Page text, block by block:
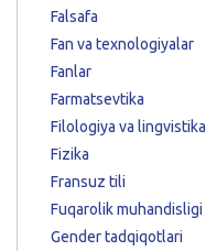
Falsafa
Fan va texnologiyalar
Fanlar
Farmatsevtika
Filologiya va lingvistika
Fizika
Fransuz tili
Fuqarolik muhandisligi
Gender tadqiqotlari